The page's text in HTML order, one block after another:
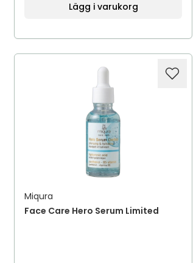
Lägg i varukorg
Miqura
Face Care Hero Serum Limited